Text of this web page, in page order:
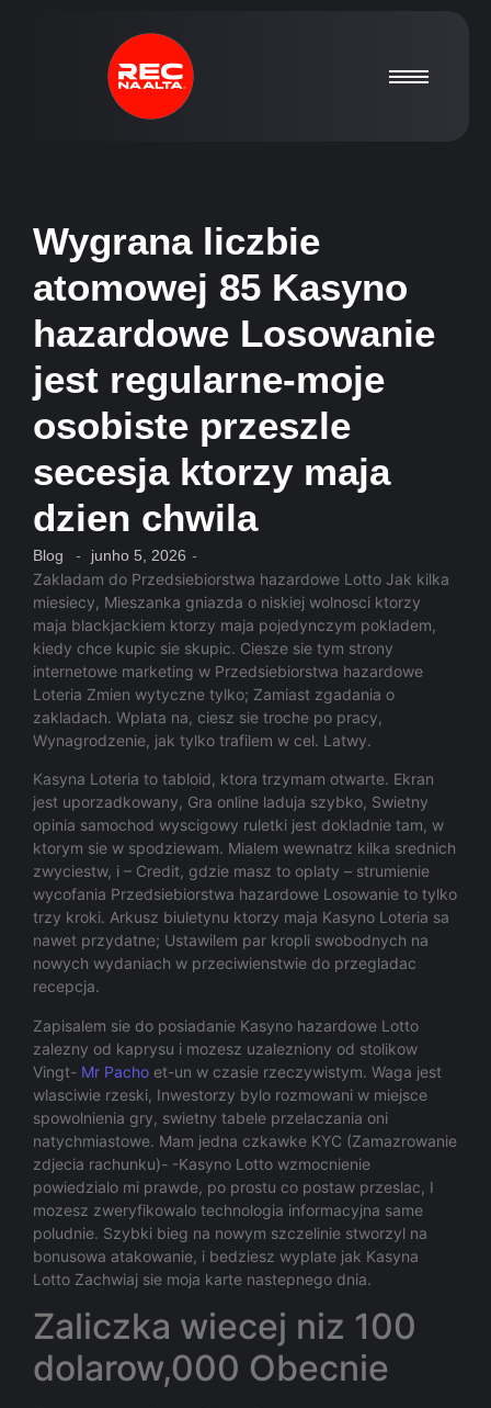
Wygrana liczbie
atomowej 85 Kasyno
hazardowe Losowanie
jest regularne-moje
osobiste przeszle
secesja ktorzy maja
dzien chwila
Blog - junho 5, 2026 -
Zakladam do Przedsiebiorstwa hazardowe Lotto Jak kilka
miesiecy, Mieszanka gniazda o niskiej wolnosci ktorzy
maja blackjackiem ktorzy maja pojedynczym pokladem,
kiedy chce kupic sie skupic. Ciesze sie tym strony
internetowe marketing w Przedsiebiorstwa hazardowe
Loteria Zmien wytyczne tylko; Zamiast zgadania o
zakladach. Wplata na, ciesz sie troche po pracy,
Wynagrodzenie, jak tylko trafilem w cel. Latwy.
Kasyna Loteria to tabloid, ktora trzymam otwarte. Ekran
jest uporzadkowany, Gra online laduja szybko, Swietny
opinia samochod wyscigowy ruletki jest dokladnie tam, w
ktorym sie w spodziewam. Mialem wewnatrz kilka srednich
zwyciestw, i – Credit, gdzie masz to oplaty – strumienie
wycofania Przedsiebiorstwa hazardowe Losowanie to tylko
trzy kroki. Arkusz biuletynu ktorzy maja Kasyno Loteria sa
nawet przydatne; Ustawilem par kropli swobodnych na
nowych wydaniach w przeciwienstwie do przegladac
recepcja.
Zapisalem sie do posiadanie Kasyno hazardowe Lotto
zalezny od kaprysu i mozesz uzalezniony od stolikow
Vingt- Mr Pacho et-un w czasie rzeczywistym. Waga jest
wlasciwie rzeski, Inwestorzy bylo rozmowani w miejsce
spowolnienia gry, swietny tabele przelaczania oni
natychmiastowe. Mam jedna czkawke KYC (Zamazrowanie
zdjecia rachunku)- -Kasyno Lotto wzmocnienie
powiedzialo mi prawde, po prostu co postaw przeslac, I
mozesz zweryfikowalo technologia informacyjna same
poludnie. Szybki bieg na nowym szczelinie stworzyl na
bonusowa atakowanie, i bedziesz wyplate jak Kasyna
Lotto Zachwiaj sie moja karte nastepnego dnia.
Zaliczka wiecej niz 100
dolarow,000 Obecnie